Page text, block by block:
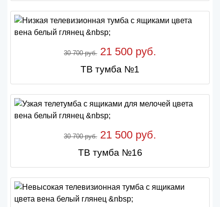
30 700 руб. 21 500 руб.
ТВ тумба №1
30 700 руб. 21 500 руб.
ТВ тумба №16